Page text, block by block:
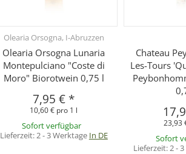
Olearia Orsogna, I-Abruzzen
Olearia Orsogna Lunaria
Montepulciano "Coste di
Moro" Biorotwein 0,75 l
7,95 € *
10,60 € pro 1 l
Sofort verfügbar
Lieferzeit:2 - 3 Werktage In DE
Chateau
Les-Tours
23,93
Sofort
Lieferzeit:2 -